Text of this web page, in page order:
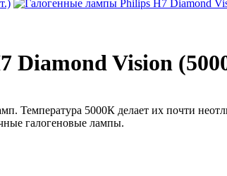
Diamond Vision
Температура 5000К делает их почти
галогеновые лампы.